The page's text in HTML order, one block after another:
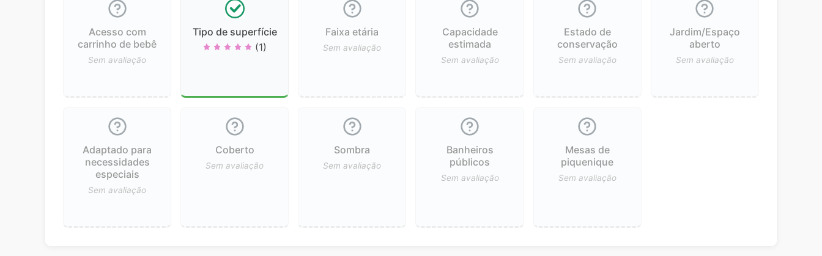
Acesso com
carrinho de bebê
Sem avaliação
Tipo de superfície
(1)
Faixa etária
Sem avaliação
Capacidade
estimada
Sem avaliação
Estado de
conservação
Sem avaliação
Jardim/Espaço
aberto
Sem avaliação
Adaptado para
necessidades
especiais
Sem avaliação
Coberto
Sem avaliação
Sombra
Sem avaliação
Banheiros
públicos
Sem avaliação
Mesas de
piquenique
Sem avaliação